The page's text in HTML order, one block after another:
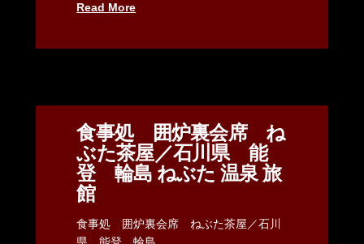
Read More
食事処 囲炉裏会席 ね
ぶた茶屋／石川県 能
登 輪島 ねぶた 温泉 旅
館
食事処 囲炉裏会席 ねぶた茶屋／石川